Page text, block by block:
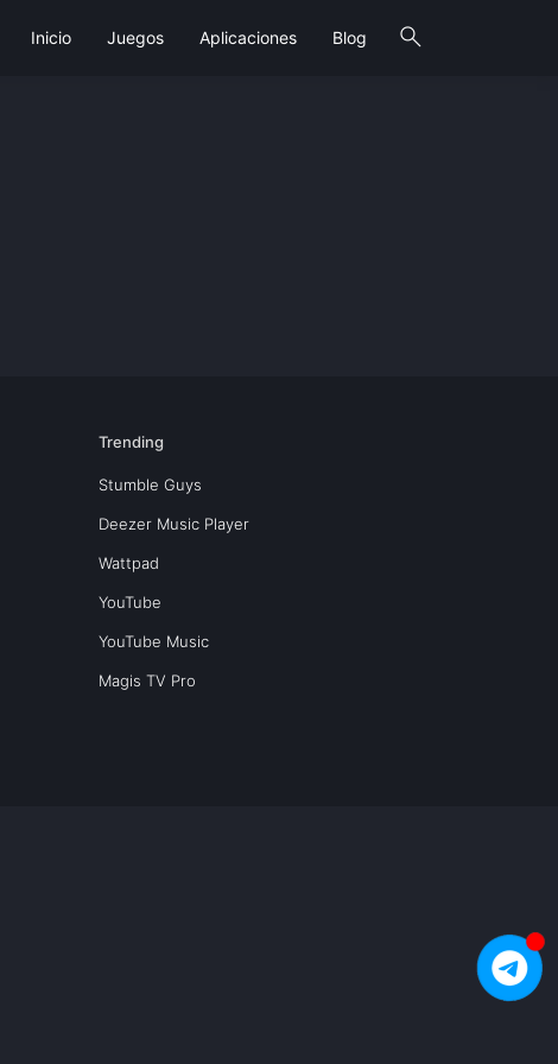
search
Inicio Juegos Aplicaciones Blog
Trending
Stumble Guys
Deezer Music Player
Wattpad
YouTube
YouTube Music
Magis TV Pro